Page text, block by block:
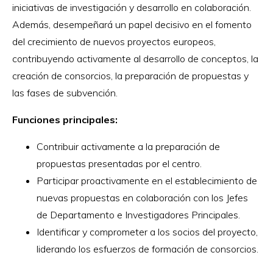
iniciativas de investigación y desarrollo en colaboración.
Además, desempeñará un papel decisivo en el fomento
del crecimiento de nuevos proyectos europeos,
contribuyendo activamente al desarrollo de conceptos, la
creación de consorcios, la preparación de propuestas y
las fases de subvención.
Funciones principales:
Contribuir activamente a la preparación de
propuestas presentadas por el centro.
Participar proactivamente en el establecimiento de
nuevas propuestas en colaboración con los Jefes
de Departamento e Investigadores Principales.
Identificar y comprometer a los socios del proyecto,
liderando los esfuerzos de formación de consorcios.